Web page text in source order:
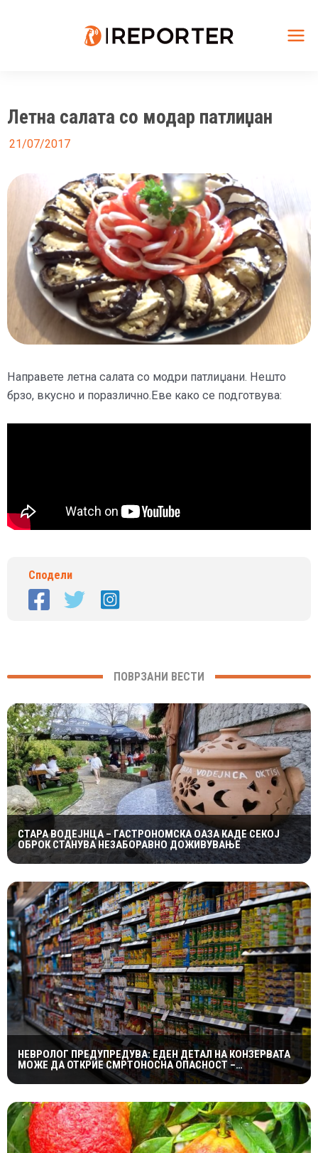
Летна салата со модар патлиџан
21/07/2017
Направете летна салата со модри патлиџани. Нешто
брзо, вкусно и поразлично.Еве како се подготвува:
Сподели
ПОВРЗАНИ ВЕСТИ
СТАРА ВОДЕЈНЦА – ГАСТРОНОМСКА ОАЗА КАДЕ СЕКОЈ
ОБРОК СТАНУВА НЕЗАБОРАВНО ДОЖИВУВАЊЕ
НЕВРОЛОГ ПРЕДУПРЕДУВА: ЕДЕН ДЕТАЛ НА КОНЗЕРВАТА
МОЖЕ ДА ОТКРИЕ СМРТОНОСНА ОПАСНОСТ –
СИМПТОМИТЕ СЕ ПОЈАВУВААТ ПРЕДОЦНА